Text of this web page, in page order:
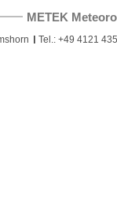
METEK
Tel.: +49 4121